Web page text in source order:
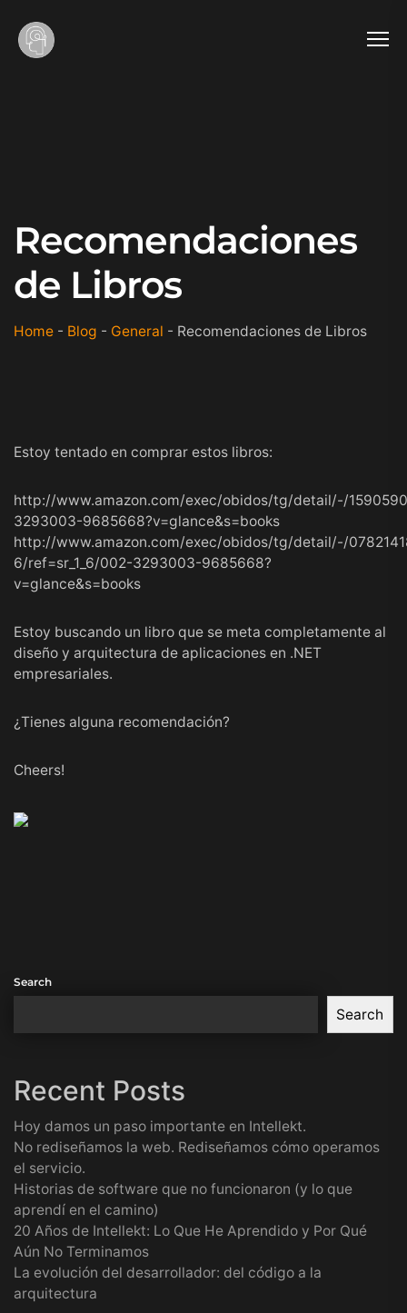
Recomendaciones
de Libros
Home - Blog - General - Recomendaciones de Libros
Estoy tentado en comprar estos libros:
http://www.amazon.com/exec/obidos/tg/detail/-/
3293003-9685668?v=glance&s=books
http://www.amazon.com/exec/obidos/tg/detail/-/
6/ref=sr_1_6/002-3293003-9685668?
v=glance&s=books
Estoy buscando un libro que se meta completamente al
diseño y arquitectura de aplicaciones en .NET
empresariales.
¿Tienes alguna recomendación?
Cheers!
Search
Search
Recent Posts
Hoy damos un paso importante en Intellekt.
No rediseñamos la web. Rediseñamos cómo operamos
el servicio.
Historias de software que no funcionaron (y lo que
aprendí en el camino)
20 Años de Intellekt: Lo Que He Aprendido y Por Qué
Aún No Terminamos
La evolución del desarrollador: del código a la
arquitectura